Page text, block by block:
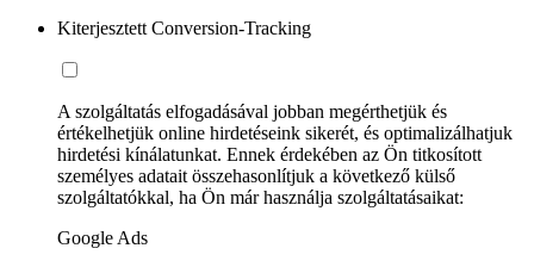
Kiterjesztett Conversion-Tracking
A szolgáltatás elfogadásával jobban megérthetjük és
értékelhetjük online hirdetéseink sikerét, és optimalizálhatjuk
hirdetési kínálatunkat. Ennek érdekében az Ön titkosított
személyes adatait összehasonlítjuk a következő külső
szolgáltatókkal, ha Ön már használja szolgáltatásaikat:
Google Ads